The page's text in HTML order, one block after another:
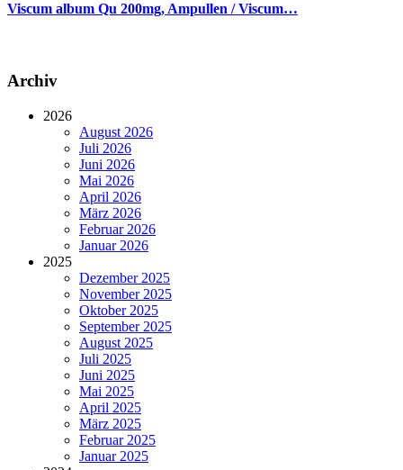
Viscum album Qu 200mg, Ampullen / Viscum…
Archiv
2026
August 2026
Juli 2026
Juni 2026
Mai 2026
April 2026
März 2026
Februar 2026
Januar 2026
2025
Dezember 2025
November 2025
Oktober 2025
September 2025
August 2025
Juli 2025
Juni 2025
Mai 2025
April 2025
März 2025
Februar 2025
Januar 2025